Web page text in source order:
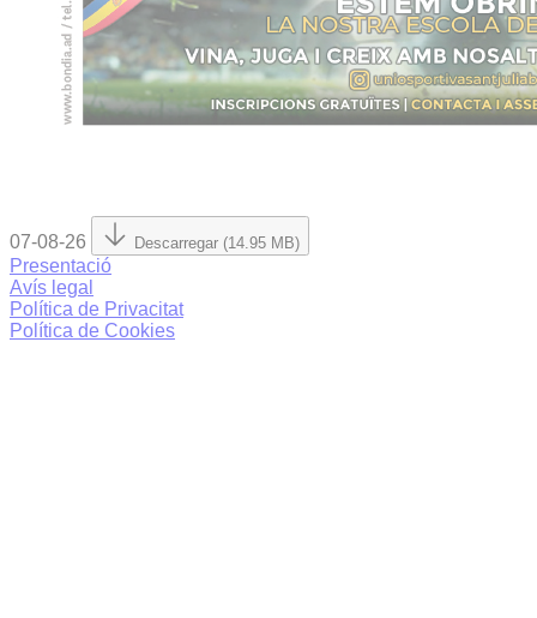
07-08-26 Descarregar (14.95 MB)
Presentació
Avís legal
Política de Privacitat
Política de Cookies